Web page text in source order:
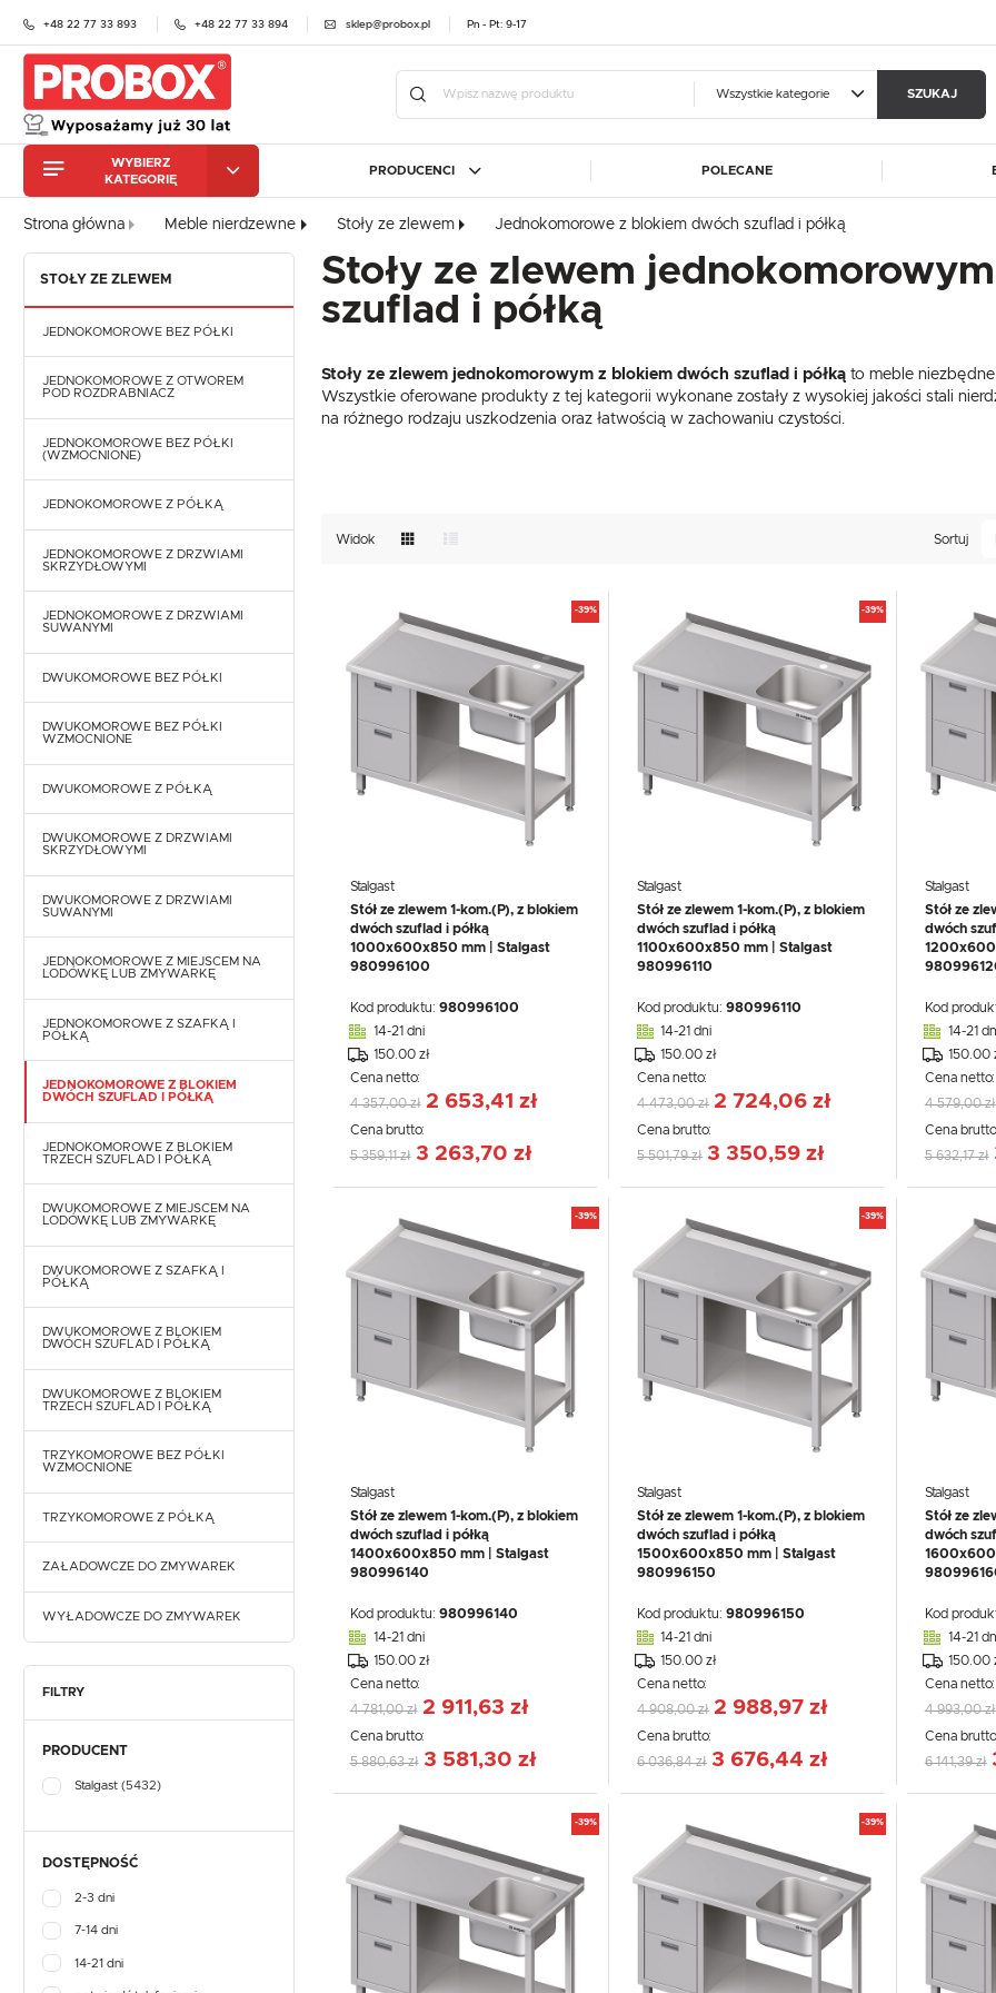
+48 22 77 33 893 +48 22 77 33 894 sklep@probox.pl Pn - Pt: 9-17
URZĄDZENIA
ZMYWARKI
MEBLE NIERDZEWNE
KRAJALNICE DO WĘDLIN
PIECE
GASTRONOMICZNE
KUCHENNE
PRZECHOWYWANIE I
SKLEPÓW
Wszystkie kategorie SZUKAJ
Zaloguj się
Zapomniałem hasła
OTRZYMASZ LICZNE
brak konieczności
WYBIERZ
KATEGORIĘ
ZMYWARKI
MEBLE NIERDZEWNE
I SERA
MECHANICZNA
OBRÓBKA TERMICZNA
GASTRONOMICZNE
PRZECHOWYWANIE I
TRANSPORT
SKLEPÓW
PRODUCENCI
STALGAST PROBOX ALUSHELF
BEKO PROFESSIONAL CAS CATERINA DIBAL
ES SYSTEM K FIAMMA
IGLOO KROMET KART-MAP LIEBHERR
MALOW MEDGREE NOWY STYL
QUESTO
TEFCOLD
POLECANE
Strona główna Meble nierdzewne Stoły ze zlewem Jednokomorowe z blokiem dwóch szuflad i półką
STOŁY ZE ZLEWEM
JEDNOKOMOROWE BEZ PÓŁKI
JEDNOKOMOROWE Z OTWOREM
POD ROZDRABNIACZ
JEDNOKOMOROWE BEZ PÓŁKI
(WZMOCNIONE)
JEDNOKOMOROWE Z PÓŁKĄ
JEDNOKOMOROWE Z DRZWIAMI
SKRZYDŁOWYMI
JEDNOKOMOROWE Z DRZWIAMI
SUWANYMI
DWUKOMOROWE BEZ PÓŁKI
DWUKOMOROWE BEZ PÓŁKI
WZMOCNIONE
DWUKOMOROWE Z PÓŁKĄ
DWUKOMOROWE Z DRZWIAMI
SKRZYDŁOWYMI
DWUKOMOROWE Z DRZWIAMI
SUWANYMI
JEDNOKOMOROWE Z MIEJSCEM NA
LODÓWKĘ LUB ZMYWARKĘ
JEDNOKOMOROWE Z SZAFKĄ I
PÓŁKĄ
JEDNOKOMOROWE Z BLOKIEM
DWÓCH SZUFLAD I PÓŁKĄ
JEDNOKOMOROWE Z BLOKIEM
TRZECH SZUFLAD I PÓŁKĄ
DWUKOMOROWE Z MIEJSCEM NA
LODÓWKĘ LUB ZMYWARKĘ
DWUKOMOROWE Z SZAFKĄ I
PÓŁKĄ
DWUKOMOROWE Z BLOKIEM
DWÓCH SZUFLAD I PÓŁKĄ
DWUKOMOROWE Z BLOKIEM
TRZECH SZUFLAD I PÓŁKĄ
TRZYKOMOROWE BEZ PÓŁKI
WZMOCNIONE
TRZYKOMOROWE Z PÓŁKĄ
ZAŁADOWCZE DO ZMYWAREK
WYŁADOWCZE DO ZMYWAREK
FILTRY
PRODUCENT
Stalgast (5432)
DOSTĘPNOŚĆ
2-3 dni
7-14 dni
14-21 dni
Stoły ze zlewem
szuflad i półką
Stoły ze zlewem jednokomorowym z blokiem dwóch szuflad i półką to meble
Wszystkie oferowane produkty z tej kategorii wykonane zostały z wysokiej jakości stali
na różnego rodzaju uszkodzenia oraz łatwością w zachowaniu czystości.
Widok Sortuj
-39%
Stalgast
Stół ze zlewem 1-kom.(P), z blokiem
dwóch szuflad i półką
1000x600x850 mm | Stalgast
980996100
Kod produktu: 980996100
14-21 dni
150.00 zł
Cena netto:
4 357,00 zł 2 653,41 zł
Cena brutto:
5 359,11 zł 3 263,70 zł
-39%
Stalgast
Stół ze zlewem 1-kom.(P), z blokiem
dwóch szuflad i półką
1100x600x850 mm | Stalgast
980996110
Kod produktu:980996110
14-21 dni
150.00 zł
Cena netto:
4 473,00 zł 2 724,06 zł
Cena brutto:
5 501,79 zł 3 350,59 zł
Stalgast
Stół ze
dwóch
Kod
14-21
150.00
Cena
4 579,00 zł
Cena
5 632,17 zł
-39%
Stalgast
Stół ze zlewem 1-kom.(P), z blokiem
dwóch szuflad i półką
1400x600x850 mm | Stalgast
980996140
Kod produktu: 980996140
14-21 dni
150.00 zł
Cena netto:
4 781,00 zł 2 911,63 zł
Cena brutto:
5 880,63 zł 3 581,30 zł
-39%
Stalgast
Stół ze zlewem 1-kom.(P), z blokiem
dwóch szuflad i półką
1500x600x850 mm | Stalgast
980996150
Kod produktu:980996150
14-21 dni
150.00 zł
Cena netto:
4 908,00 zł 2 988,97 zł
Cena brutto:
6 036,84 zł 3 676,44 zł
Stalgast
Stół ze
dwóch
Kod
14-21
150.00
Cena
4 993,00 zł
Cena
6 141,39 zł
-39% -39%